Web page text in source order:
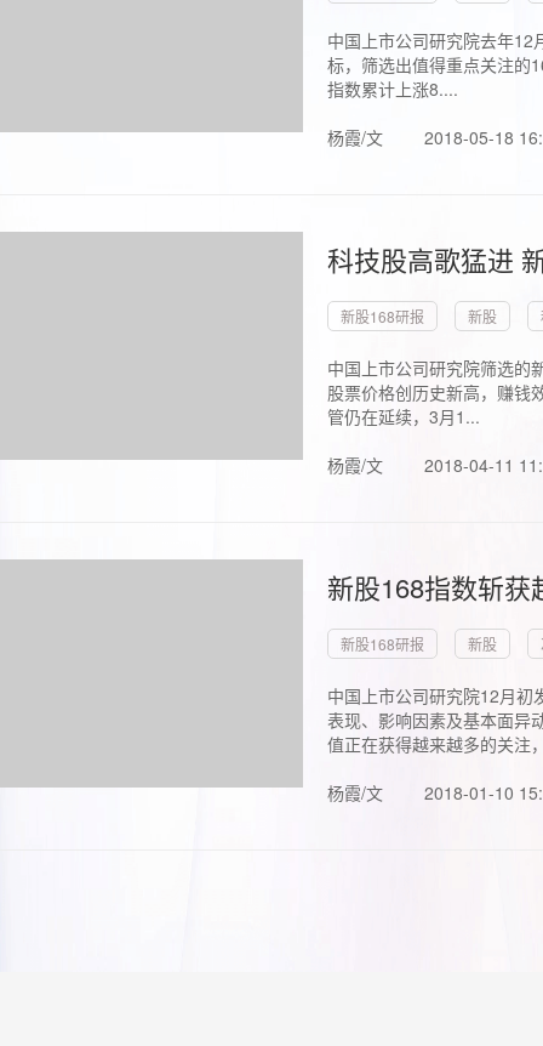
中国上市公司研究院去年
标，筛选出值得重点关注的
指数累计上涨8....
杨霞/文
2018-05-18
科技股高歌猛进
新股168研报 新股
中国上市公司研究院筛选的
股票价格创历史新高，赚钱
管仍在延续，3月1...
杨霞/文
2018-04-11
新股168指数斩
新股168研报 新股
中国上市公司研究院12月初
表现、影响因素及基本面异
值正在获得越来越多的关注
杨霞/文
2018-01-10